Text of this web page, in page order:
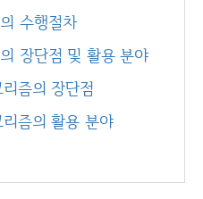
수행절차
장단점 및 활용 분야
즘의 장단점
즘의 활용 분야